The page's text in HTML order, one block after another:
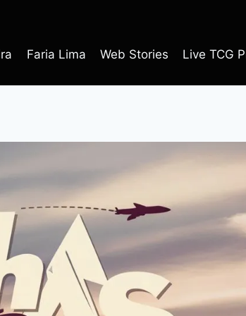
Faria Lima Web Stories Live TCG